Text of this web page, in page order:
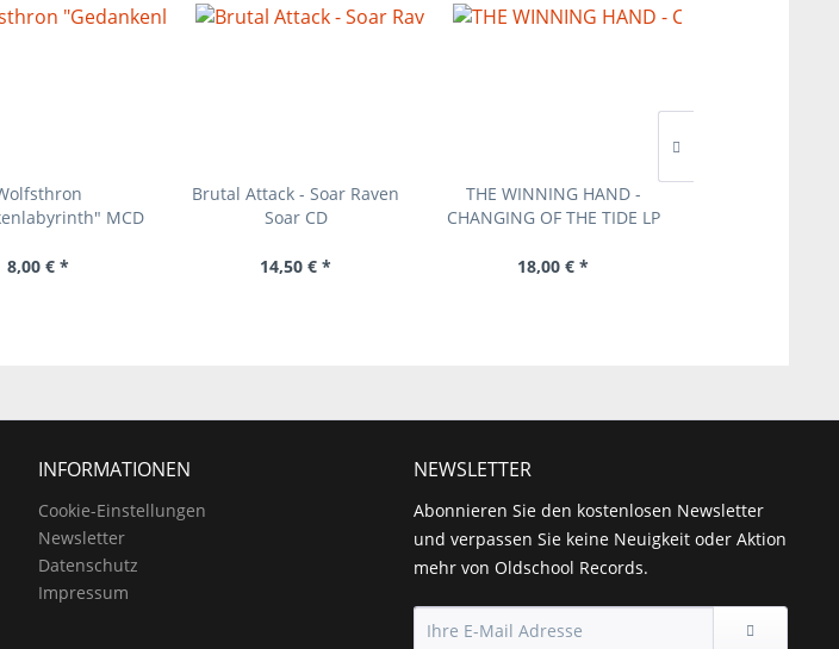
MCD
8,00 € *
Brutal Attack - Soar Raven
Soar CD
14,50 € *
THE WINNING HAND -
CHANGING OF THE TIDE LP
18,00 € *
INFORMATIONEN
Cookie-Einstellungen
Newsletter
Datenschutz
Impressum
NEWSLETTER
Abonnieren Sie den kostenlosen Newsletter
und verpassen Sie keine Neuigkeit oder Aktion
mehr von Oldschool Records.